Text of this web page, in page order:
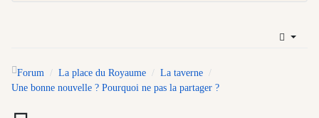
Forum La place du Royaume
La taverne
Une bonne nouvelle ? Pourquoi ne pas la partager ?